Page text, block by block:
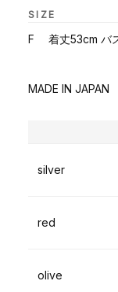
SIZE
F 着丈53cm バ
MADE IN JAPAN
silver
red
olive